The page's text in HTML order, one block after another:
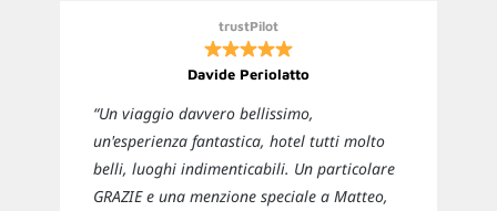
trustPilot
Davide Periolatto
“Un viaggio davvero bellissimo,
un'esperienza fantastica, hotel tutti molto
belli, luoghi indimenticabili. Un particolare
GRAZIE e una menzione speciale a Matteo,